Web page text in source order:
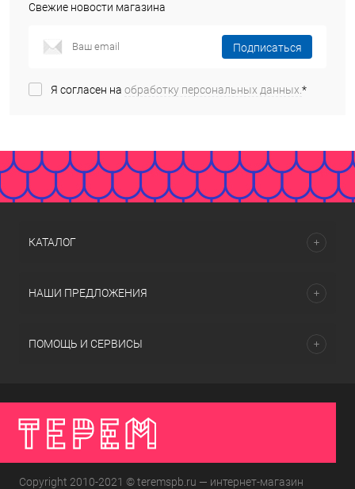
Свежие новости магазина
Подписаться
Я согласен на обработку персональных данных.*
КАТАЛОГ
НАШИ ПРЕДЛОЖЕНИЯ
ПОМОЩЬ И СЕРВИСЫ
Copyright 2010-2021 © teremspb.ru — интернет-магазин